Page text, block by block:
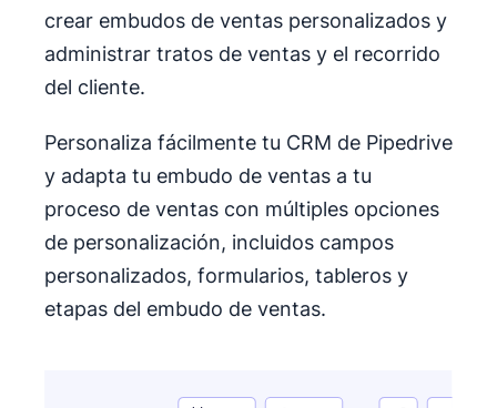
crear embudos de ventas personalizados y
administrar tratos de ventas y el recorrido
del cliente.
Personaliza fácilmente tu CRM de Pipedrive
y adapta tu embudo de ventas a tu
proceso de ventas con múltiples opciones
de personalización, incluidos campos
personalizados, formularios, tableros y
etapas del embudo de ventas.